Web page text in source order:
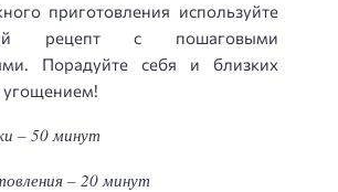
приготовления используйте
рецепт с пошаговыми
Порадуйте себя и близких
– 50 минут
– 20 минут